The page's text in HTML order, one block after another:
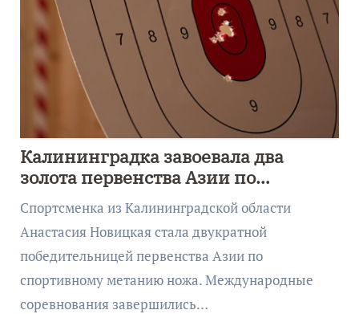
Калининградка завоевала два
золота первенства Азии по
метанию ножа
Спортсменка из Калининградской области
Анастасия Новицкая стала двукратной
победительницей первенства Азии по
спортивному метанию ножа. Международные
соревнования завершились…